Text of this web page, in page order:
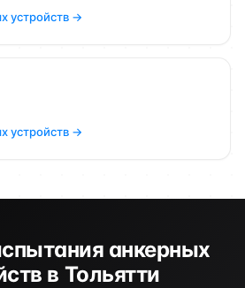
устройств →
устройств →
анкерных
в Тольятти